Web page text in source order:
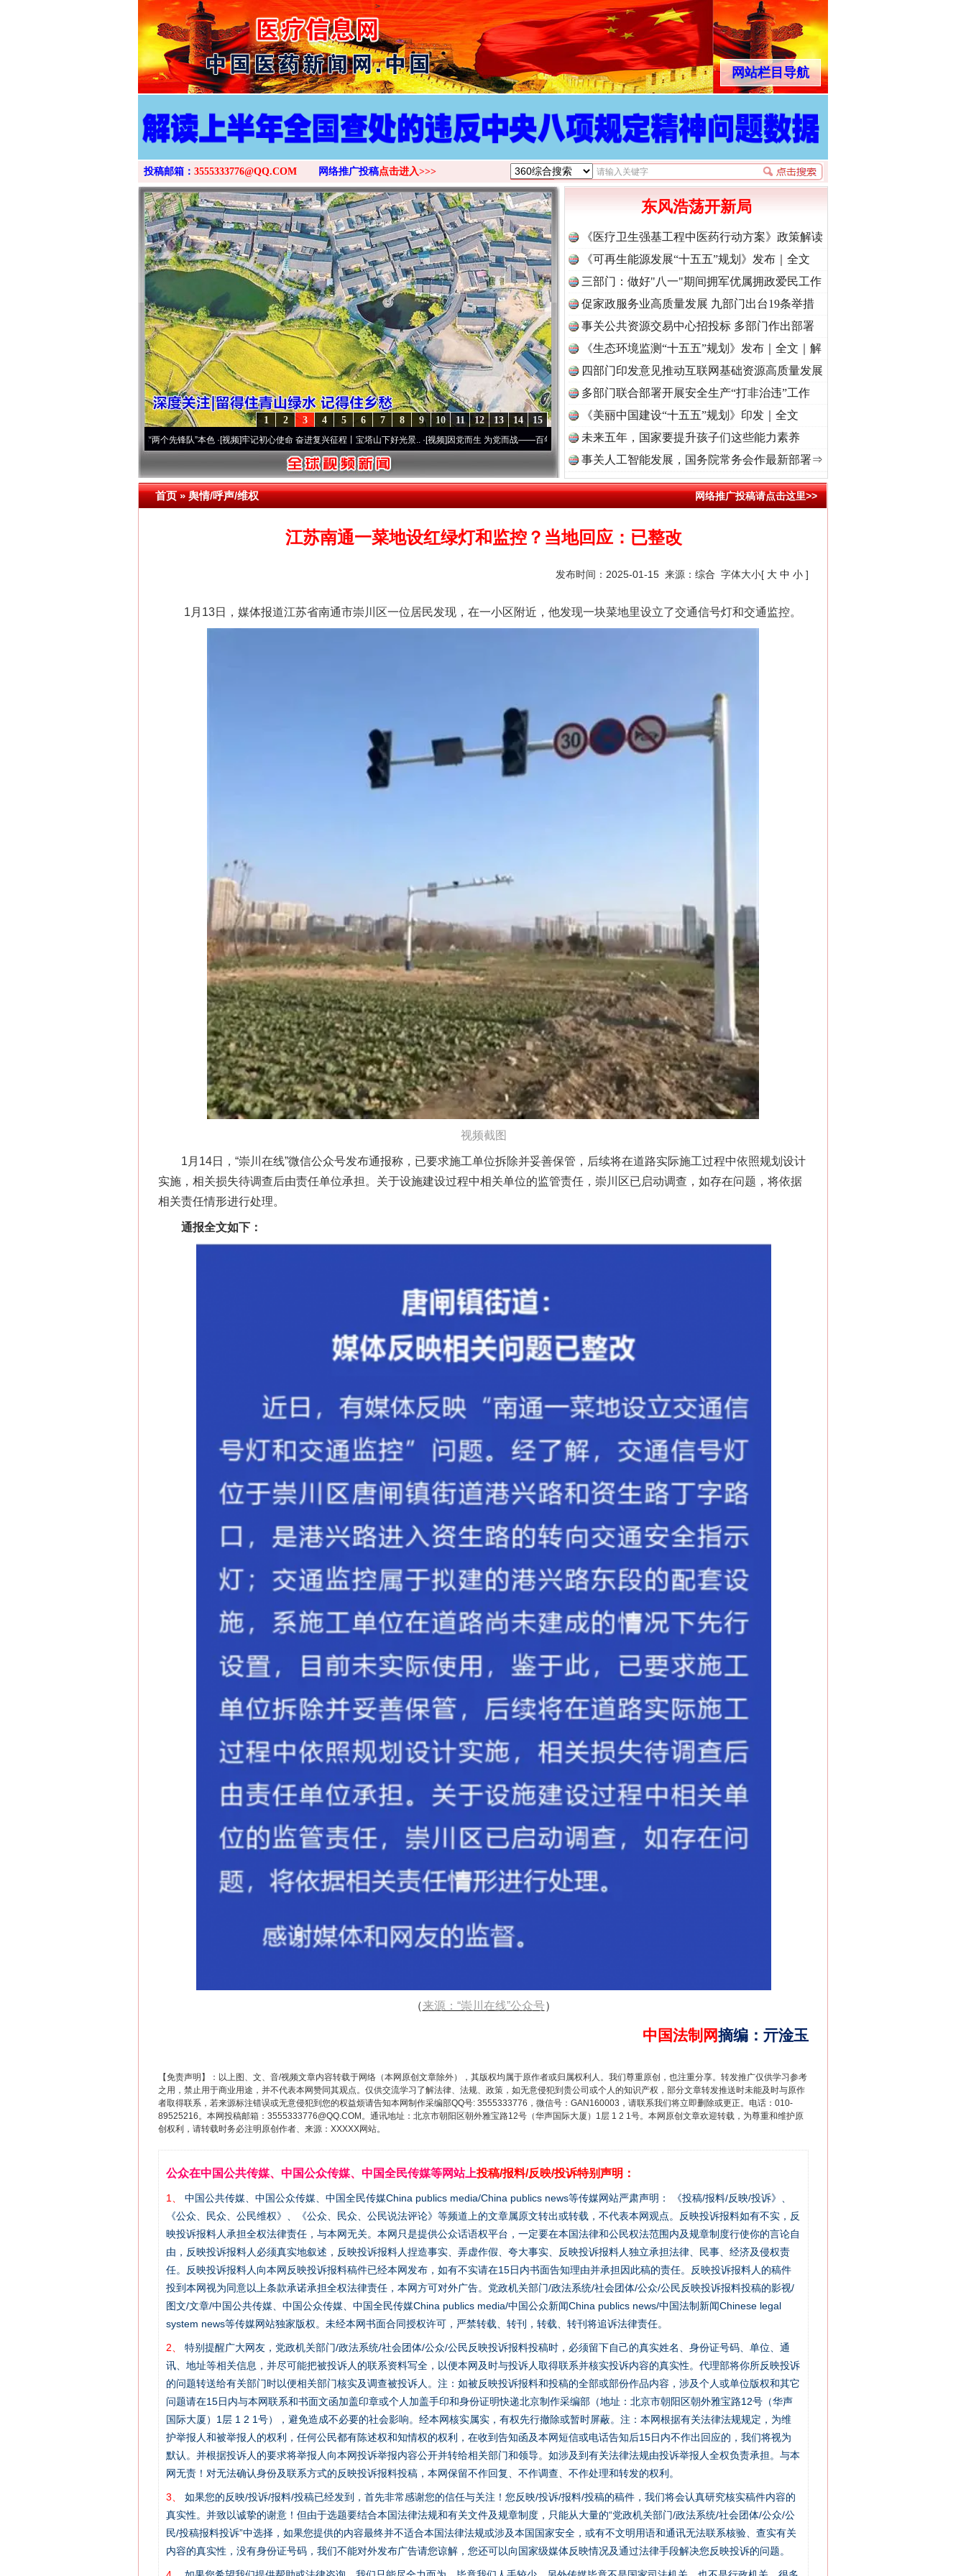
>
网站栏目导航
投稿邮箱： 3555333776@QQ.COM 网络推广投稿点击进入>>>
15
14
13
12
11
10
9
8
7
6
5
4
3
2
1
永葆“两个先锋队”本色·[视频]牢记初心使命 奋进复兴征程丨宝塔山下好光景..·[视频]因党而生 为党而战——百年“纪”事⑧加强纪律.. ·[视频]牢记初心使命 奋进复兴征程丨“转折之城”激荡..·[视频]牢记初心使命 奋进复兴征程丨红船起航处 潮
东风浩荡开新局
《医疗卫生强基工程中医药行动方案》政策解读
《可再生能源发展“十五五”规划》发布｜全文
三部门：做好"八一"期间拥军优属拥政爱民工作
促家政服务业高质量发展 九部门出台19条举措
事关公共资源交易中心招投标 多部门作出部署
《生态环境监测“十五五”规划》发布｜全文｜解
读
四部门印发意见推动互联网基础资源高质量发展
多部门联合部署开展安全生产“打非治违”工作
《美丽中国建设“十五五”规划》印发｜全文
未来五年，国家要提升孩子们这些能力素养
事关人工智能发展，国务院常务会作最新部署⇒
首页»舆情/呼声/维权 网络推广投稿请点击这里>>
江苏南通一菜地设红绿灯和监控？当地回应：已整改
发布时间：2025-01-15 来源： 综合 字体大小[ 大 中 小 ]
1月13日，媒体报道江苏省南通市崇川区一位居民发现，在一小区附近，他发现一块菜地里设立了交通信号灯和交通监控。
视频截图
1月14日，“崇川在线”微信公众号发布通报称，已要求施工单位拆除并妥善保管，后续将在道路实际施工过程中依照规划设计
实施，相关损失待调查后由责任单位承担。关于设施建设过程中相关单位的监管责任，崇川区已启动调查，如存在问题，将依据
相关责任情形进行处理。
通报全文如下：
（来源：“崇川在线”公众号）
中国法制网摘编 ： 亓淦玉
【免责声明】：以上图、文、音/视频文章内容转载于网络（本网原创文章除外），其版权均属于原作者或归属权利人。我们尊重原创，也注重分享。转发推广仅供学习参考
之用，禁止用于商业用途，并不代表本网赞同其观点。仅供交流学习了解法律、法规、政策，如无意侵犯到贵公司或个人的知识产权，部分文章转发推送时未能及时与原作
者取得联系，若来源标注错误或无意侵犯到您的权益烦请告知本网制作采编部QQ号: 3555333776，微信号：GAN160003，请联系我们将立即删除或更正。电话：010-
89525216。本网投稿邮箱：3555333776@QQ.COM。通讯地址：北京市朝阳区朝外雅宝路12号（华声国际大厦）1层 1 2 1号。本网原创文章欢迎转载，为尊重和维护原
创权利，请转载时务必注明原创作者、来源：XXXXX网站。
公众在中国公共传媒、中国公众传媒、中国全民传媒等网站上投稿/报料/反映/投诉特别声明：
1、
中国公共传媒、中国公众传媒、中国全民传媒China publics media/China publics news等传媒网站严肃声明： 《投稿/报料/反映/投诉》、
《公众、民众、公民维权》、《公众、民众、公民说法评论》等频道上的文章属原文转出或转载，不代表本网观点。反映投诉报料如有不实，反
映投诉报料人承担全权法律责任，与本网无关。本网只是提供公众话语权平台，一定要在本国法律和公民权法范围内及规章制度行使你的言论自
由，反映投诉报料人必须真实地叙述，反映投诉报料人捏造事实、弄虚作假、夸大事实、反映投诉报料人独立承担法律、民事、经济及侵权责
任。反映投诉报料人向本网反映投诉报料稿件已经本网发布，如有不实请在15日内书面告知理由并承担因此稿的责任。反映投诉报料人的稿件
投到本网视为同意以上条款承诺承担全权法律责任，本网方可对外广告。党政机关部门/政法系统/社会团体/公众/公民反映投诉报料投稿的影视/
图文/文章/中国公共传媒、中国公众传媒、中国全民传媒China publics media/中国公众新闻China publics news/中国法制新闻Chinese legal
system news等传媒网站独家版权。未经本网书面合同授权许可，严禁转载、转刊，转载、转刊将追诉法律责任。
2、
特别提醒广大网友，党政机关部门/政法系统/社会团体/公众/公民反映投诉报料投稿时，必须留下自己的真实姓名、身份证号码、单位、通
讯、地址等相关信息，并尽可能把被投诉人的联系资料写全，以便本网及时与投诉人取得联系并核实投诉内容的真实性。代理部将你所反映投诉
的问题转送给有关部门时以便相关部门核实及调查被投诉人。注：如被反映投诉报料和投稿的全部或部份作品内容，涉及个人或单位版权和其它
问题请在15日内与本网联系和书面文函加盖印章或个人加盖手印和身份证明快递北京制作采编部（地址：北京市朝阳区朝外雅宝路12号（华声
国际大厦）1层 1 2 1号），避免造成不必要的社会影响。经本网核实属实，有权先行撤除或暂时屏蔽。注：本网根据有关法律法规规定，为维
护举报人和被举报人的权利，任何公民都有陈述权和知情权的权利，在收到告知函及本网短信或电话告知后15日内不作出回应的，我们将视为
默认。并根据投诉人的要求将举报人向本网投诉举报内容公开并转给相关部门和领导。如涉及到有关法律法规由投诉举报人全权负责承担。与本
网无责！对无法确认身份及联系方式的反映投诉报料投稿，本网保留不作回复、不作调查、不作处理和转发的权利。
3、
如果您的反映/投诉/报料/投稿已经发到，首先非常感谢您的信任与关注！您反映/投诉/报料/投稿的稿件，我们将会认真研究核实稿件内容的
真实性。并致以诚挚的谢意！但由于选题要结合本国法律法规和有关文件及规章制度，只能从大量的“党政机关部门/政法系统/社会团体/公众/公
民/投稿报料投诉”中选择，如果您提供的内容最终并不适合本国法律法规或涉及本国国家安全，或有不文明用语和通讯无法联系核验、查实有关
内容的真实性，没有身份证号码，我们不能对外发布广告请您谅解，您还可以向国家级媒体反映情况及通过法律手段解决您反映投诉的问题。
网上购药对药下症？
茶叶“炒上天”
“神药”背后的真相